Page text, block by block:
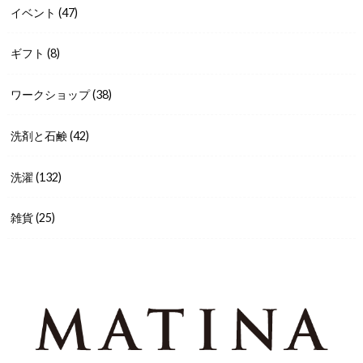
イベント(47)
ギフト(8)
ワークショップ(38)
洗剤と石鹸(42)
洗濯(132)
雑貨(25)